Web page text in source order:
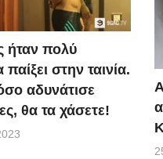
ήταν πολύ
στην ταινία.
αδυνάτισε
θα τα χάσετε!